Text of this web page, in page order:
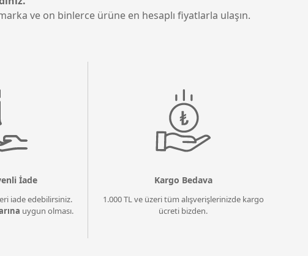
ve on binlerce ürüne en hesaplı fiyatlarla ulaşın.
İade
iade edebilirsiniz.
uygun olması.
Kargo Bedava
1.000 TL ve üzeri tüm alışverişlerinizde kargo
ücreti bizden.